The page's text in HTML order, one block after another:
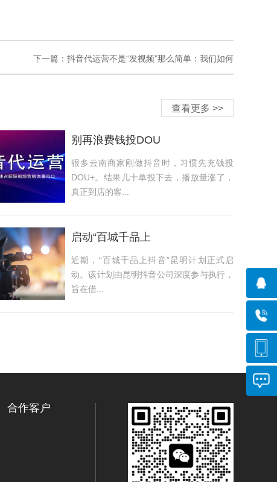
下一篇： 抖音代运营不是“发视频”那么简单：我们如何
查看更多 >>
别再浪费钱投DOU
很多云南商家刚做抖音时，习惯先充钱投
DOU+。结果几十单投下去，播放量涨了，
真正到店的客...
启动“百城千品上
近期，“百城千品上抖音”昆明计划正式启
动。该计划由昆明抖音公司深度参与执行，
旨在借...
合作客户